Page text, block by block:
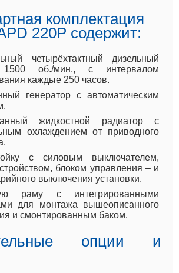
комплектация
220P содержит:
четырёхтактный дизельный
1500 об./мин., с интервалом
каждые 250 часов.
генератор с автоматическим
жидкостной радиатор с
охлаждением от приводного
с силовым выключателем,
блоком управления – и
выключения установки.
раму с интегрированными
для монтажа вышеописанного
и смонтированным баком.
опции и